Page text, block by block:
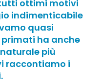
ottimi motivi
indimenticabile
quasi
ha anche
più
raccontiamo i